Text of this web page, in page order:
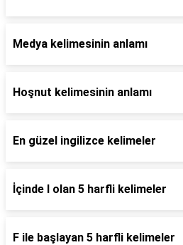
Medya kelimesinin anlamı
Hoşnut kelimesinin anlamı
En güzel ingilizce kelimeler
İçinde l olan 5 harfli kelimeler
F ile başlayan 5 harfli kelimeler